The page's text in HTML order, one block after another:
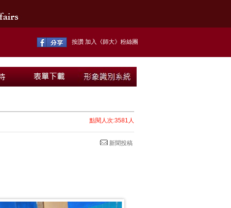
按讚 加入《師大》粉絲團
點閱人次:3581人
新聞投稿